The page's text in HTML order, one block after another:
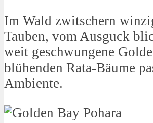
Im Wald zwitschern
Tauben, vom Ausguck
weit geschwungene
blühenden Rata-Bäume
Ambiente.